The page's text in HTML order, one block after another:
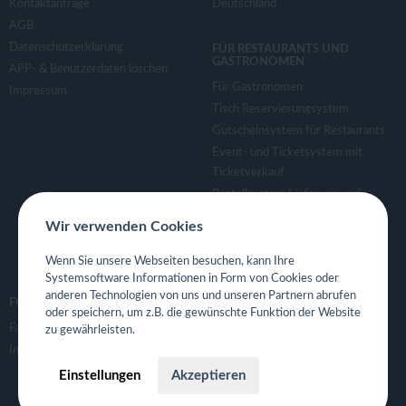
Kontaktanfrage
AGB
Datenschutzerklärung
APP- & Benutzerdaten löschen
Impressum
Deutschland
FÜR RESTAURANTS UND
GASTRONOMEN
Für Gastronomen
Tisch Reservierungsystem
Gutscheinsystem für Restaurants
Event- und Ticketsystem mit
Ticketverkauf
Bestellsystem Lieferung und
Eigene App für Restaurant
FOLGE UNS
Facebook
Instagram
Wir verwenden Cookies
Wenn Sie unsere Webseiten besuchen, kann Ihre
Systemsoftware Informationen in Form von Cookies oder
anderen Technologien von uns und unseren Partnern abrufen
oder speichern, um z.B. die gewünschte Funktion der Website
zu gewährleisten.
Einstellungen Akzeptieren